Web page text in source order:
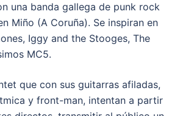
una banda gallega de punk rock
Miño (A Coruña). Se inspiran en
Iggy and the Stooges, The
MC5.
que con sus guitarras afiladas,
y front-man, intentan a partir